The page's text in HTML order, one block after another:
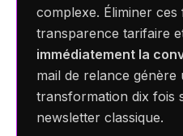
complexe. Éliminer
transparence tarifaire
immédiatement la
mail de relance génère
transformation dix fois
newsletter classique.